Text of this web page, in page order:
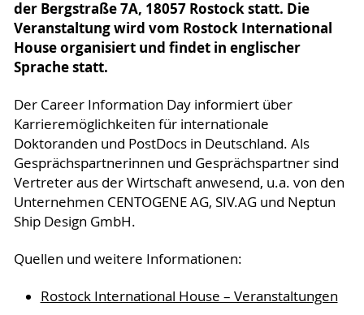
der Bergstraße 7A, 18057 Rostock statt. Die
Veranstaltung wird vom Rostock International
House organisiert und findet in englischer
Sprache statt.
Der Career Information Day informiert über
Karrieremöglichkeiten für internationale
Doktoranden und PostDocs in Deutschland. Als
Gesprächspartnerinnen und Gesprächspartner sind
Vertreter aus der Wirtschaft anwesend, u.a. von den
Unternehmen CENTOGENE AG, SIV.AG und Neptun
Ship Design GmbH.
Quellen und weitere Informationen:
Rostock International House – Veranstaltungen